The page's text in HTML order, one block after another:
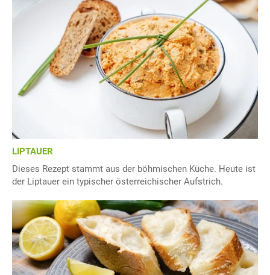
LIPTAUER
Dieses Rezept stammt aus der böhmischen Küche. Heute ist
der Liptauer ein typischer österreichischer Aufstrich.